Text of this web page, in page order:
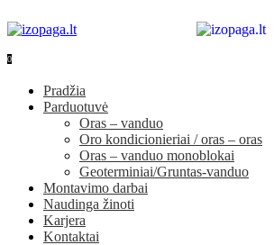
0
Pradžia
Parduotuvė
Oras – vanduo
Oro kondicionieriai / oras – oras
Oras – vanduo monoblokai
Geoterminiai/Gruntas-vanduo
Montavimo darbai
Naudinga žinoti
Karjera
Kontaktai